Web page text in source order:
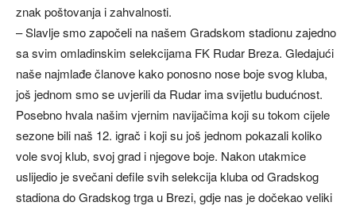
znak poštovanja i zahvalnosti.
– Slavlje smo započeli na našem Gradskom stadionu zajedno
sa svim omladinskim selekcijama FK Rudar Breza. Gledajući
naše najmlađe članove kako ponosno nose boje svog kluba,
još jednom smo se uvjerili da Rudar ima svijetlu budućnost.
Posebno hvala našim vjernim navijačima koji su tokom cijele
sezone bili naš 12. igrač i koji su još jednom pokazali koliko
vole svoj klub, svoj grad i njegove boje. Nakon utakmice
uslijedio je svečani defile svih selekcija kluba od Gradskog
stadiona do Gradskog trga u Brezi, gdje nas je dočekao veliki